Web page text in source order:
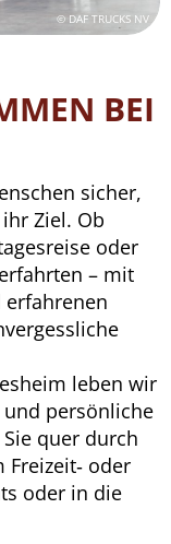
© DAF TRUCKS NV
© Ma_Frank/pixabay.com
BEI
sicher,
Ziel. Ob
oder
– mit
erfahrenen
leben wir
persönliche
quer durch
Freizeit‑ oder
oder in die